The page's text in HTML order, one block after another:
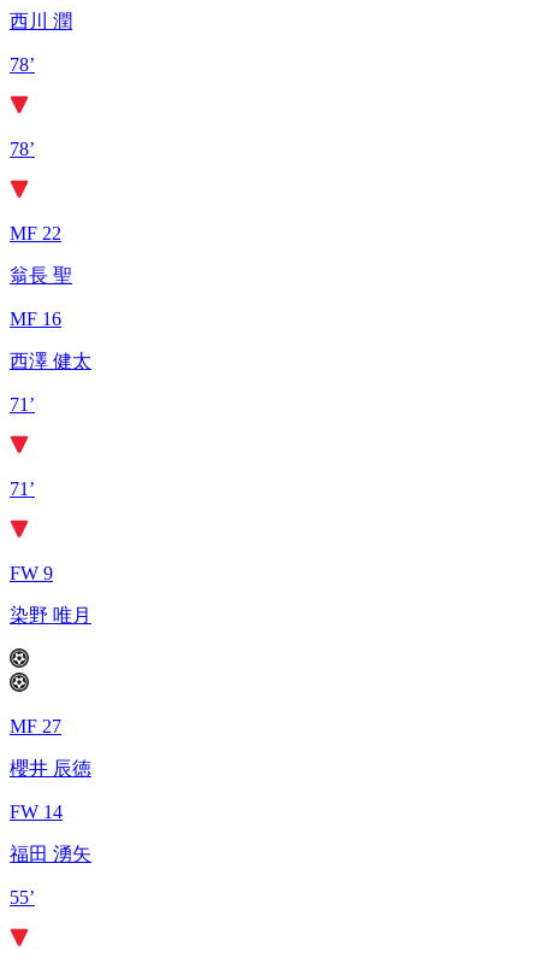
西川 潤
78’
78’
MF 22
翁長 聖
MF 16
西澤 健太
71’
71’
FW 9
染野 唯月
MF 27
櫻井 辰徳
FW 14
福田 湧矢
55’